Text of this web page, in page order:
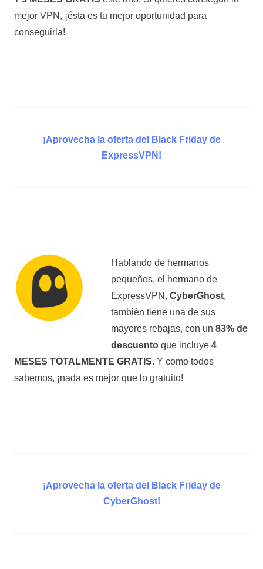
mejor VPN, ¡ésta es tu mejor oportunidad para
conseguirla!
¡Aprovecha la oferta del Black Friday de
ExpressVPN!
Hablando de hermanos
pequeños, el hermano de
ExpressVPN, CyberGhost,
también tiene una de sus
mayores rebajas, con un 83% de
descuentoque incluye 4
MESES TOTALMENTE GRATIS. Y como todos
sabemos, ¡nada es mejor que lo gratuito!
¡Aprovecha la oferta del Black Friday de
CyberGhost!